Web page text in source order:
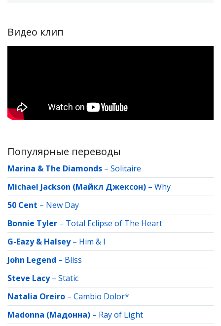
Видео клип
Популярные переводы
Marina & The Diamonds – Solitaire
Michael Jackson (Майкл Джексон) – Why
50 Cent – New Day
Bonnie Tyler – Total Eclipse of The Heart
G-Eazy & Halsey– Him & I
John Legend – Bliss
Steve Lacy– Static
Natalia Oreiro – Cambio Dolor*
Madonna (Мадонна) – Ray of Light